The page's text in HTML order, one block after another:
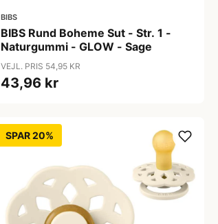
BIBS
BIBS Rund Boheme Sut - Str. 1 -
Naturgummi - GLOW - Sage
VEJL. PRIS 54,95 KR
43,96 kr
SPAR 20%